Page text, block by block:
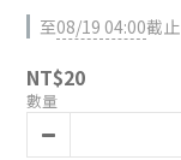
至08/19 04:00截止
NT$20
數量